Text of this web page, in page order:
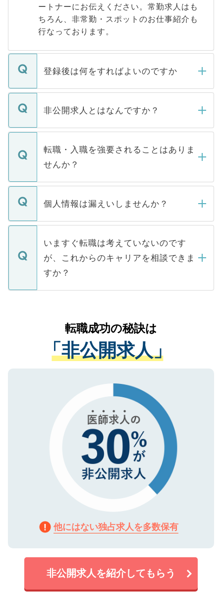
ートナーにお伝えください。常勤求人はも
ちろん、非常勤・スポットのお仕事紹介も
行なっております。
登録後は何をすればよいのですか
ご登録いただきましたら、弊社担当者がご
登録内容を確認し、その後メールもしくは
ます。通常、5営業日以内にはご連絡をせて
いただきますので、しばらくお待ちくださ
非公開求人とはなんですか？
マイナビDOCTORで取り扱っている求人の
うち約3割は、Webサイトからご覧いただ
けない「非公開求人」です。非公開求人は
下記の理由によって、一般には公開してい
ません。
■応募殺到を避けるため 人気のある医療機
関を公にしてしまうと、応募が殺到する場
に、医療機関が求める条件に合った人材の
みを人材紹介会社に依頼するケースが増え
ています。
転職・入職を強要されることはありま
せんか？
転職・入職を強要することは一切ありませ
ん。また、仮に応募先から内定をいただい
定を承諾する必要はありません。内定先へ
の辞退の連絡はキャリアパートナーが行い
個人情報は漏えいしませんか？
個人情報が漏えいすることはありませんの
で、ご安心ください。当サイトからの登録
などで収集したご登録者様の個人情報は、
ご本人のキャリアアップおよび転職活動の
支援を目的に使用いたします。お預かりし
ているすべての個人データはご本人の許可
は、個人情報の取り扱いについての厳密な
管理基準を満たした事業者のみに付与され
る、プライバシーマークを取得済みです。
で、機密保持に関してもご安心ください。
いますぐ転職は考えていないのです
が、これからのキャリアを相談できま
すか？
かがいして、現在の医療機関の状況や紹介
経験をまじえながら、適切なアドバイスを
させていただきます。すぐにご転職をされ
ない方には、長期的なサポートが可能です
ので、まずはご登録ください。
転職成功の秘訣は
「非公開求人」
他にはない独占求人を多数保有
非公開求人を紹介してもらう